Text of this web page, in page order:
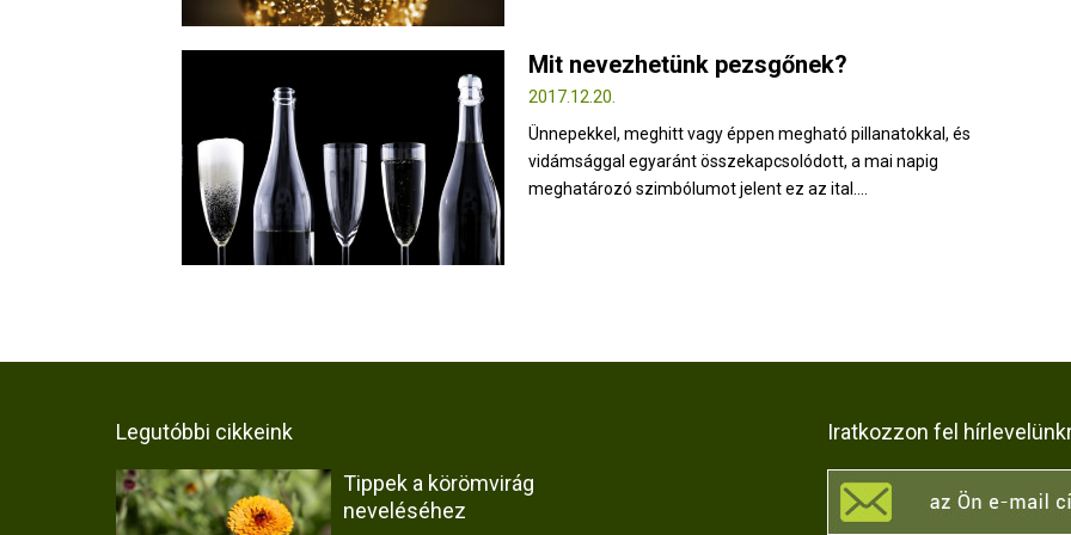
Mit nevezhetünk pezsgőnek?
2017.12.20.
Ünnepekkel, meghitt vagy éppen megható pillanatokkal, és
vidámsággal egyaránt összekapcsolódott, a mai napig
meghatározó szimbólumot jelent ez az ital....
Legutóbbi cikkeink
Tippek a körömvirág
neveléséhez
Iratkozzon fel